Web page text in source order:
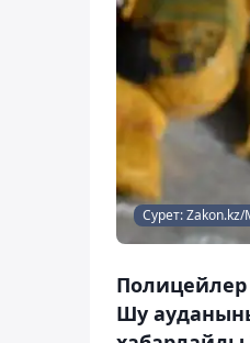
Сурет:
Шу